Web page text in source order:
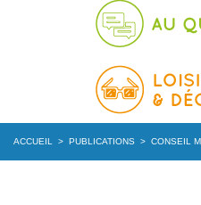
ACCUEIL > PUBLICATIONS > CONSEIL